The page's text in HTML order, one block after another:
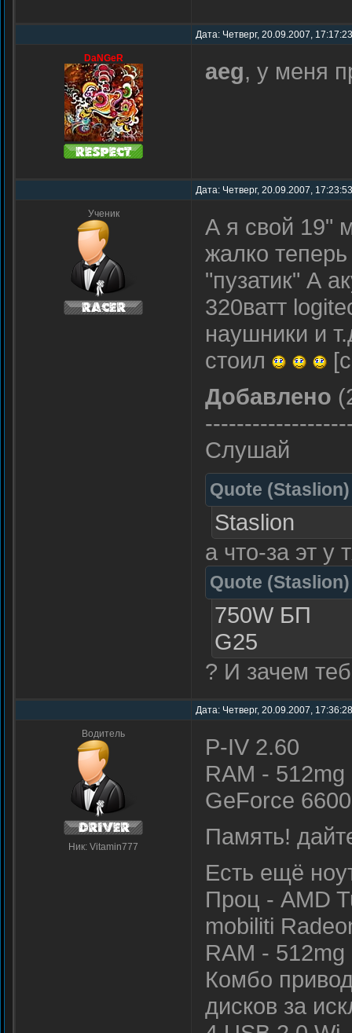
Дата: Четверг, 20.09.2007,
DaNGeR aeg, у меня
Дата: Четверг, 20.09.2007,
Ученик
А я свой 19"
жалко
"пузатик" А
320ватт
наушники и
стоил
Добавлено
Слушай
Quote (Staslion)
Staslion
а что-за эт у
Quote (Staslion)
750W БП
G25
? И зачем
Дата: Четверг, 20.09.2007,
Водитель
Ник: Vitamin777
P-IV 2.60
RAM - 512mg
GeForce
Память!
Есть ещё
Проц - AMD
mobiliti
RAM - 512mg
Комбо
дисков за